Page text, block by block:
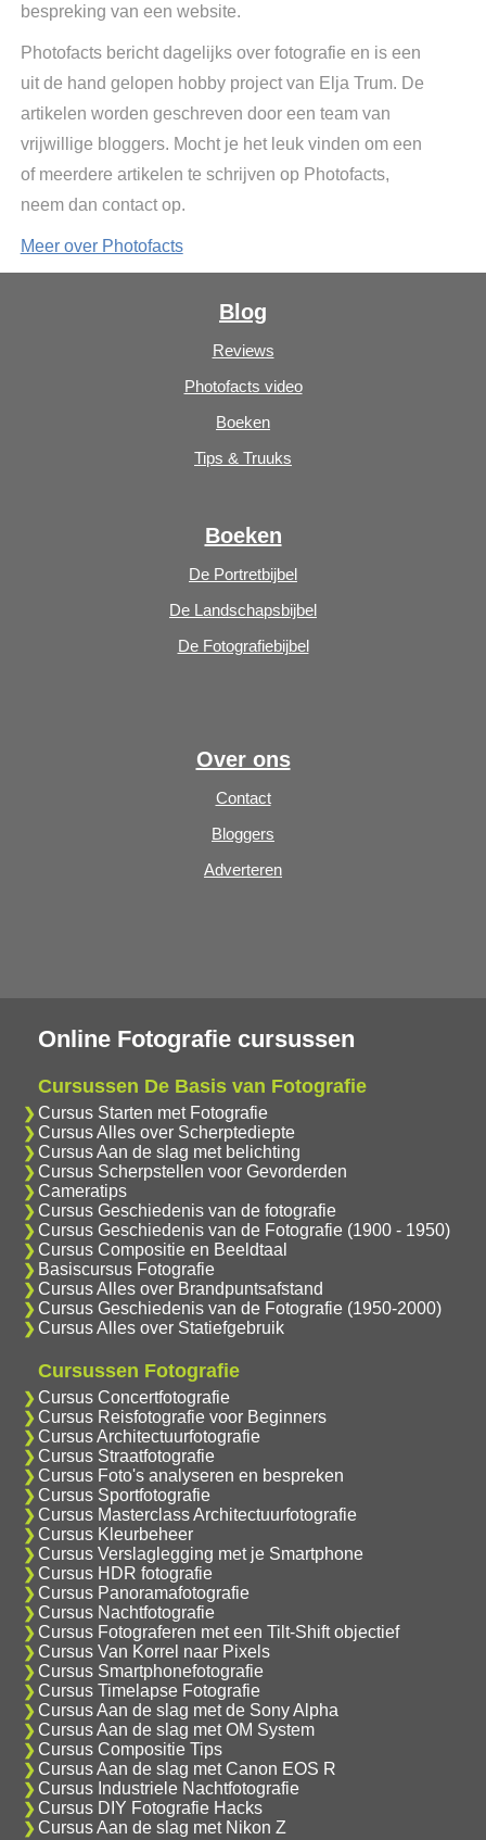
bespreking van een website.
Photofacts bericht dagelijks over fotografie en is een
uit de hand gelopen hobby project van Elja Trum. De
artikelen worden geschreven door een team van
vrijwillige bloggers. Mocht je het leuk vinden om een
of meerdere artikelen te schrijven op Photofacts,
neem dan contact op.
Meer over Photofacts
Blog
Reviews
Photofacts video
Boeken
Tips & Truuks
Boeken
De Portretbijbel
De Landschapsbijbel
De Fotografiebijbel
Over ons
Contact
Bloggers
Adverteren
Online Fotografie cursussen
Cursussen De Basis van Fotografie
Cursus Starten met Fotografie
Cursus Alles over Scherptediepte
Cursus Aan de slag met belichting
Cursus Scherpstellen voor Gevorderden
Cameratips
Cursus Geschiedenis van de fotografie
Cursus Geschiedenis van de Fotografie (1900 - 1950)
Cursus Compositie en Beeldtaal
Basiscursus Fotografie
Cursus Alles over Brandpuntsafstand
Cursus Geschiedenis van de Fotografie (1950-2000)
Cursus Alles over Statiefgebruik
Cursussen Fotografie
Cursus Concertfotografie
Cursus Reisfotografie voor Beginners
Cursus Architectuurfotografie
Cursus Straatfotografie
Cursus Foto's analyseren en bespreken
Cursus Sportfotografie
Cursus Masterclass Architectuurfotografie
Cursus Kleurbeheer
Cursus Verslaglegging met je Smartphone
Cursus HDR fotografie
Cursus Panoramafotografie
Cursus Nachtfotografie
Cursus Fotograferen met een Tilt-Shift objectief
Cursus Van Korrel naar Pixels
Cursus Smartphonefotografie
Cursus Timelapse Fotografie
Cursus Aan de slag met de Sony Alpha
Cursus Aan de slag met OM System
Cursus Compositie Tips
Cursus Aan de slag met Canon EOS R
Cursus Industriele Nachtfotografie
Cursus DIY Fotografie Hacks
Cursus Aan de slag met Nikon Z